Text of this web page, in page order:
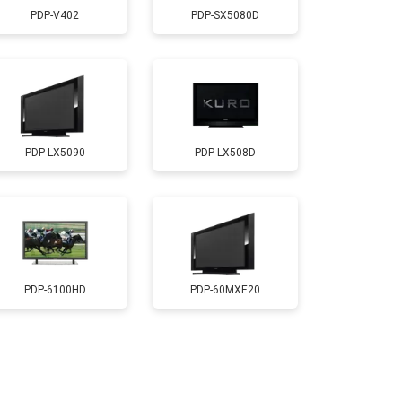
3500 ₽ Заказать
3100 ₽
3700 ₽ Заказать
5500 ₽ Заказать
3900 ₽
PDP-V402 PDP-SX5080D
PDP-LX5090 PDP-LX508D
PDP-6100HD PDP-60MXE20